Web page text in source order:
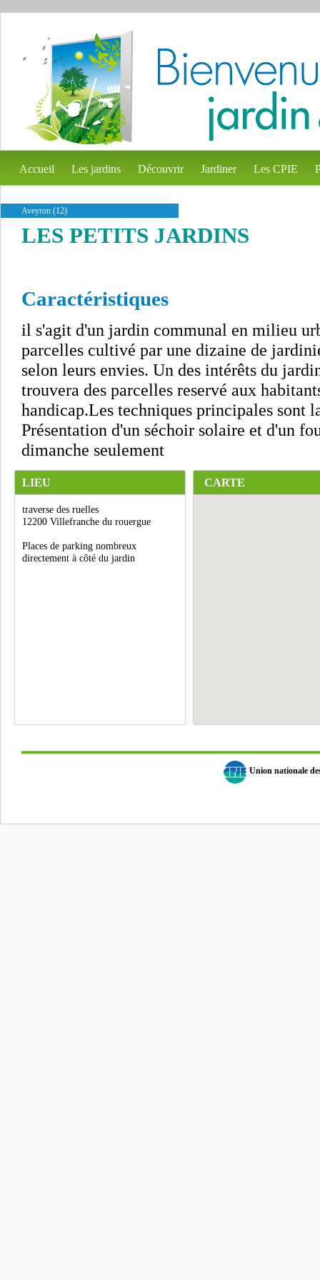
Accueil Les jardins Découvrir Jardiner Les CPIE
Aveyron (12)
LES PETITS JARDINS
Caractéristiques
il s'agit d'un jardin communal en milieu
parcelles cultivé par une dizaine de
selon leurs envies. Un des intérêts du
trouvera des parcelles reservé aux
handicap.Les techniques principales sont
Présentation d'un séchoir solaire et d'un
dimanche seulement
LIEU
traverse des ruelles
12200 Villefranche du rouergue
Places de parking nombreux
directement à côté du jardin
CARTE
Union nationale